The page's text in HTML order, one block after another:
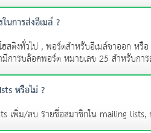
นการส่งอีเมล์ ?
สติงทั่วไป , พอร์ตสำหรับอีเมล์ขาออก ห
มีการบล๊อคพอร์ต หมายเลข 25 สำหรับก
หรือไม่ ?
เพิ่ม/ลบ รายชื่อสมาชิกใน mailing